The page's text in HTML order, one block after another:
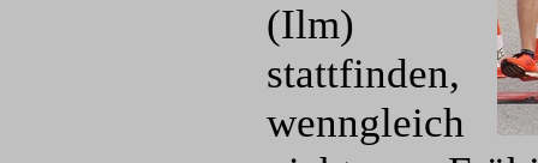
(Ilm)
stattfinden,
wenngleich